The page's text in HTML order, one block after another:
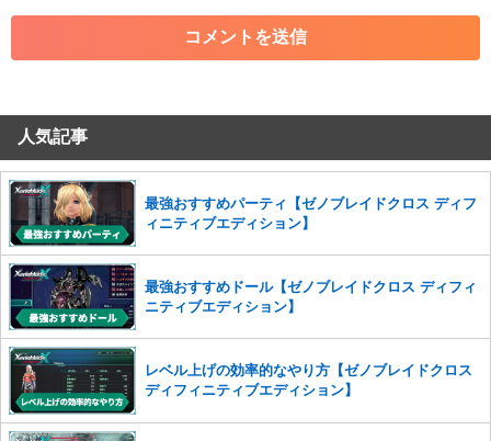
・各ゲームのネタバレを含む内容の投稿
・その他、管理者が不適切と判断した投稿
コメントの削除を申請する
せていただきます。ご了承ください。
※一度削除したコメントは復元ができませんのでご注意くだ
さい。
また、過度な利用規約の違反や、弊社に損害の及ぶ内容の書き込みがあ
った場合は、法的措置をとらせていただく場合もございますので、あら
かじめご理解くださいませ。
人気記事
最強おすすめパーティ【ゼノブレイドクロス ディフ
ィニティブエディション】
最強おすすめドール【ゼノブレイドクロス ディフィ
ニティブエディション】
レベル上げの効率的なやり方【ゼノブレイドクロス
ディフィニティブエディション】